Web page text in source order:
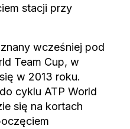
stacji przy
wcześniej pod
Team Cup, w
w 2013 roku.
cyklu ATP World
się na kortach